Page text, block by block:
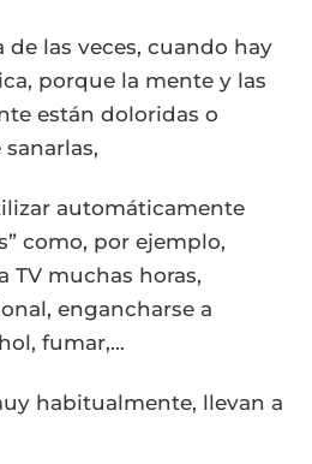
de las veces, cuando hay
porque la mente y las
están doloridas o
automáticamente
como, por ejemplo,
TV muchas horas,
engancharse a
fumar,…
habitualmente, llevan a